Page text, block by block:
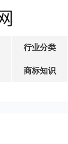
行业分类
商标知识